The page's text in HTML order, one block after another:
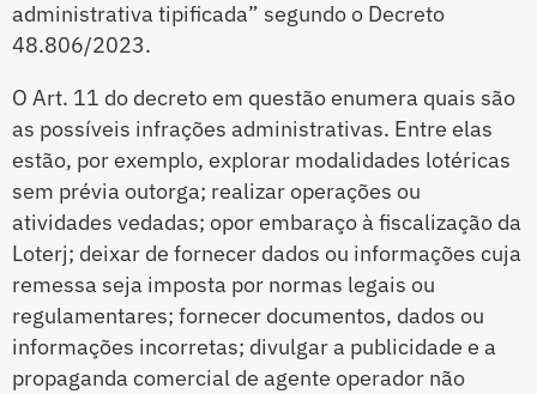
administrativa tipificada” segundo o Decreto
48.806/2023.
O Art. 11 do decreto em questão enumera quais são
as possíveis infrações administrativas. Entre elas
estão, por exemplo, explorar modalidades lotéricas
sem prévia outorga; realizar operações ou
atividades vedadas; opor embaraço à fiscalização da
Loterj; deixar de fornecer dados ou informações cuja
remessa seja imposta por normas legais ou
regulamentares; fornecer documentos, dados ou
informações incorretas; divulgar a publicidade e a
propaganda comercial de agente operador não